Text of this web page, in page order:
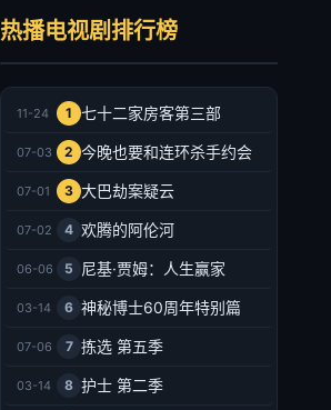
热播电视剧排行榜
11-24 1 七十二家房客第三部
07-03 2 今晚也要和连环杀手约会
07-01 3 大巴劫案疑云
07-02 4 欢腾的阿伦河
06-06 5 尼基·贾姆：人生赢家
03-14 6 神秘博士60周年特别篇
07-06 7 拣选 第五季
03-14 8 护士 第二季